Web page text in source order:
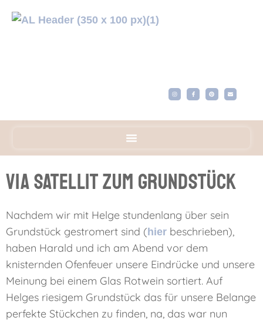
Via Satellit zum Grundstück
Nachdem wir mit Helge stundenlang über sein
Grundstück gestromert sind ( hier beschrieben),
haben Harald und ich am Abend vor dem
knisternden Ofenfeuer unsere Eindrücke und unsere
Meinung bei einem Glas Rotwein sortiert. Auf
Helges riesigem Grundstück das für unsere Belange
perfekte Stückchen zu finden, na, das war nun